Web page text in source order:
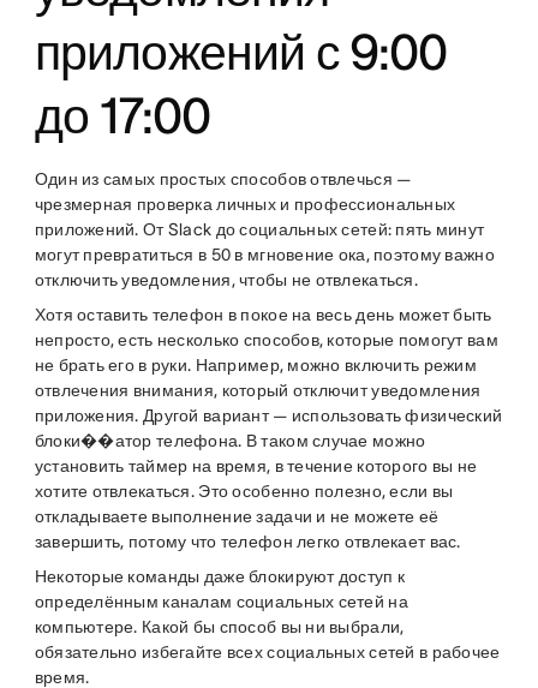
приложений с 9:00
до 17:00
Один из самых простых способов отвлечься —
чрезмерная проверка личных и профессиональных
приложений. От Slack до социальных сетей: пять минут
могут превратиться в 50 в мгновение ока, поэтому важно
отключить уведомления, чтобы не отвлекаться.
Хотя оставить телефон в покое на весь день может быть
непросто, есть несколько способов, которые помогут вам
не брать его в руки. Например, можно включить режим
отвлечения внимания, который отключит уведомления
приложения. Другой вариант — использовать физический
блоки��атор телефона. В таком случае можно
установить таймер на время, в течение которого вы не
хотите отвлекаться. Это особенно полезно, если вы
откладываете выполнение задачи и не можете её
завершить, потому что телефон легко отвлекает вас.
Некоторые команды даже блокируют доступ к
определённым каналам социальных сетей на
компьютере. Какой бы способ вы ни выбрали,
обязательно избегайте всех социальных сетей в рабочее
время.